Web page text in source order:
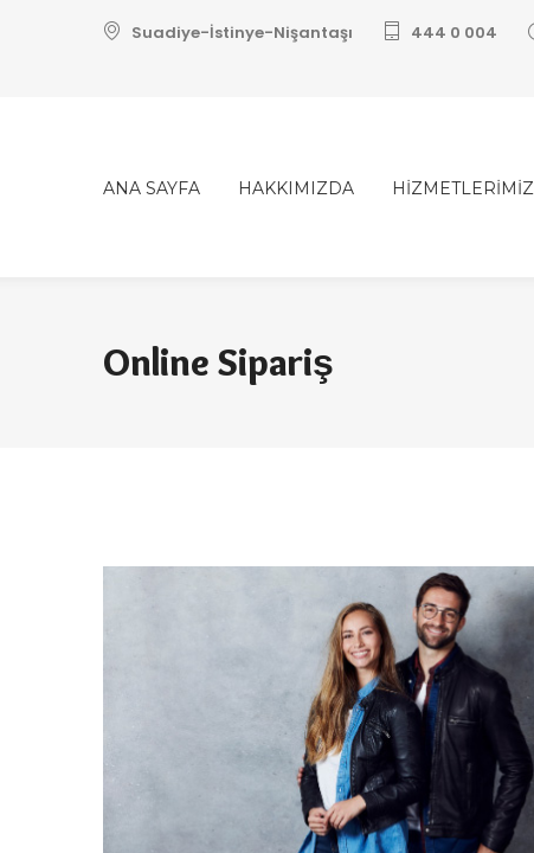
Suadiye-İstinye-Nişantaşı 444 0 004
ANA SAYFA HAKKIMIZDA HİZMETLERİMİZ
Online Sipariş